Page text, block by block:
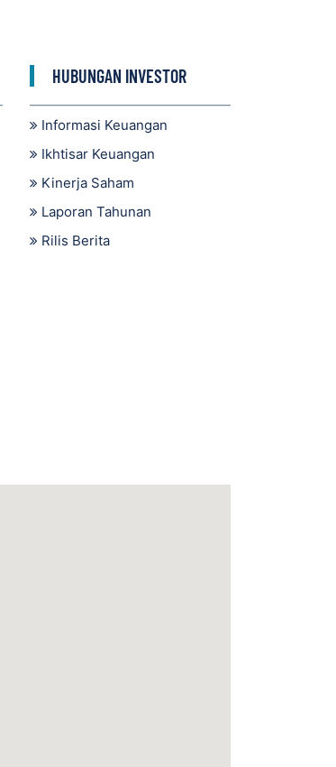
HUBUNGAN INVESTOR
Informasi Keuangan
Ikhtisar Keuangan
Kinerja Saham
Laporan Tahunan
Rilis Berita